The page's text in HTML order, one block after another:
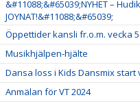
&#11088;&#65039;NYHET –
JOYNAT!&#11088;&#65039;
Öppettider kansli fr.o.m. vecka 5
Musikhjälpen-hjälte
Dansa loss i Kids Dansmix start
Anmälan för VT 2024